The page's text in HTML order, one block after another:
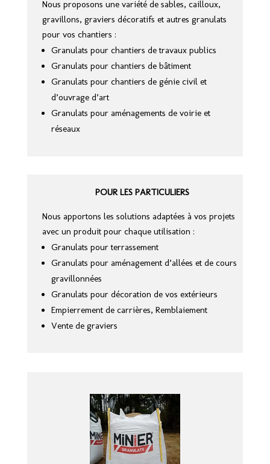
Nous proposons une variété de sables, cailloux,
gravillons, graviers décoratifs et autres granulats
pour vos chantiers :
Granulats pour chantiers de travaux publics
Granulats pour chantiers de bâtiment
Granulats pour chantiers de génie civil et
d’ouvrage d’art
Granulats pour aménagements de voirie et
réseaux
POUR LES PARTICULIERS
Nous apportons les solutions adaptées à vos projets
avec un produit pour chaque utilisation :
Granulats pour terrassement
Granulats pour aménagement d’allées et de cours
gravillonnées
Granulats pour décoration de vos extérieurs
Empierrement de carrières, Remblaiement
Vente de graviers